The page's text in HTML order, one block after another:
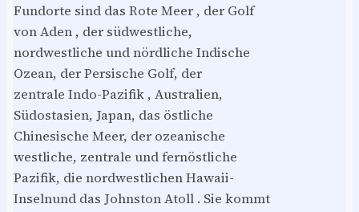
Fundorte sind das Rote Meer , der Golf
von Aden , der südwestliche,
nordwestliche und nördliche Indische
Ozean, der Persische Golf, der
zentrale Indo-Pazifik , Australien,
Südostasien, Japan, das östliche
Chinesische Meer, der ozeanische
westliche, zentrale und fernöstliche
Pazifik, die nordwestlichen Hawaii-
Inselnund das Johnston Atoll . Sie kommt